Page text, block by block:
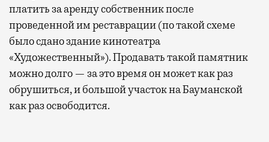
платить за аренду собственник после
проведенной им реставрации (по такой схеме
было сдано здание кинотеатра
«Художественный»). Продавать такой памятник
можно долго — за это время он может как раз
обрушиться, и большой участок на Бауманской
как раз освободится.